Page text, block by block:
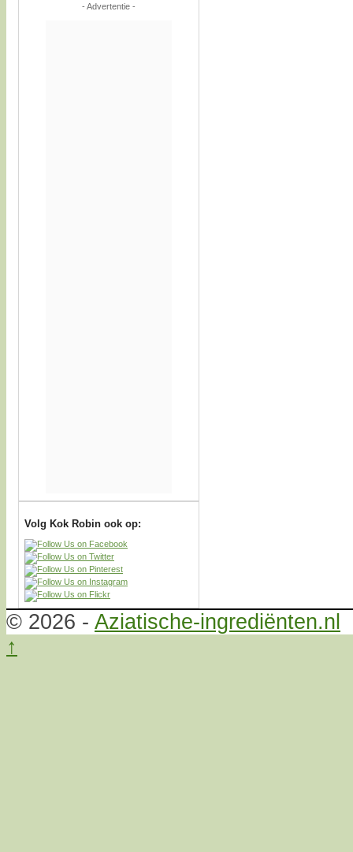
- Advertentie -
Volg Kok Robin ook op:
© 2026 - Aziatische-ingrediënten.nl
↑